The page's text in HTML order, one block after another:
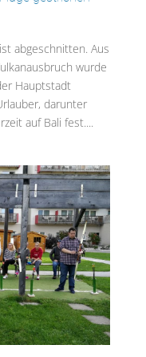
abgeschnitten. Aus
wurde
Hauptstadt
darunter
auf Bali fest....